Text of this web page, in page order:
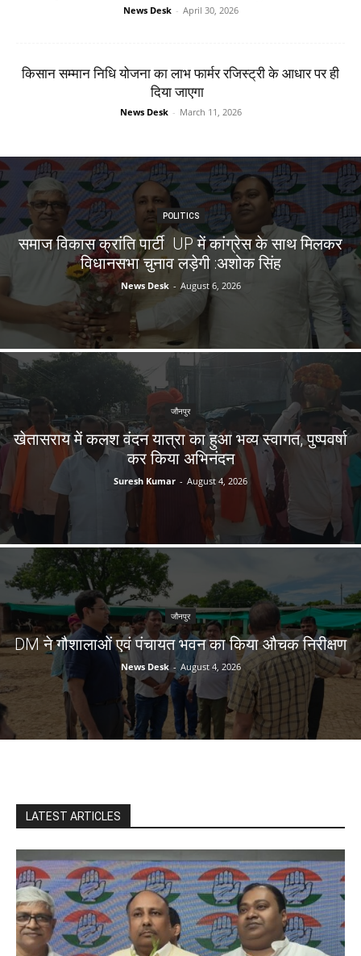
News Desk - April 30, 2026
किसान सम्मान निधि योजना का लाभ फार्मर रजिस्ट्री के आधार पर ही
दिया जाएगा
News Desk - March 11, 2026
POLITICS
समाज विकास क्रांति पार्टी UP में कांग्रेस के साथ मिलकर
विधानसभा चुनाव लड़ेगी :अशोक सिंह
News Desk - August 6, 2026
जौनपुर
खेतासराय में कलश वंदन यात्रा का हुआ भव्य स्वागत, पुष्पवर्षा
कर किया अभिनंदन
Suresh Kumar - August 4, 2026
जौनपुर
DM ने गौशालाओं एवं पंचायत भवन का किया औचक निरीक्षण
News Desk - August 4, 2026
LATEST ARTICLES